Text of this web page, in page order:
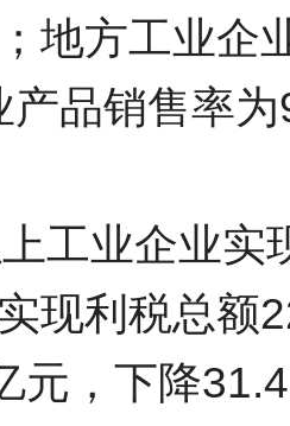
地方工业企
产品销售率
工业企业实
现利税总额
元，下降